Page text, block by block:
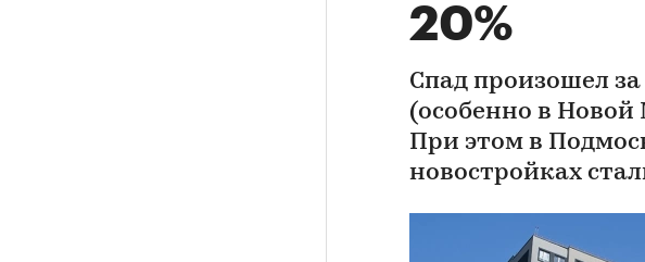
20%
Спад произошел
(особенно в Новой
При этом в
новостройках